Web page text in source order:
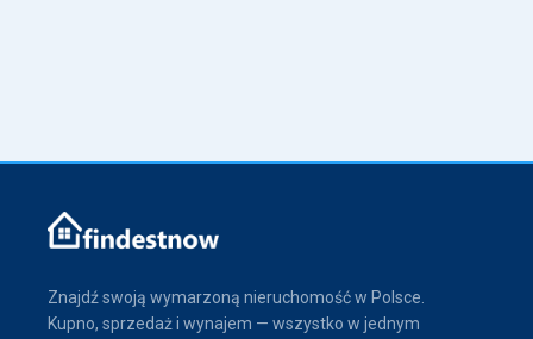
Znajdź swoją wymarzoną nieruchomość w Polsce.
Kupno, sprzedaż i wynajem — wszystko w jednym